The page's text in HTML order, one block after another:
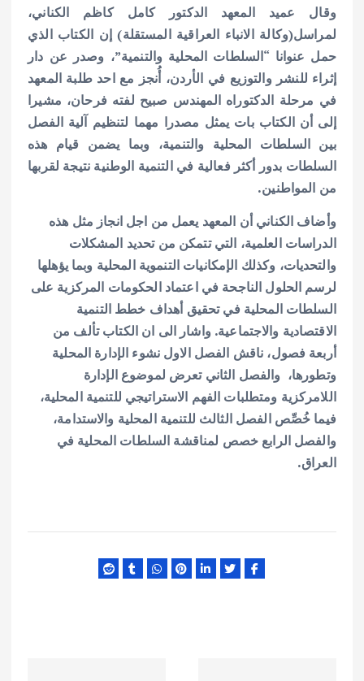
وقال عميد المعهد الدكتور كامل كاظم الكناني،
لمراسل(وكالة الانباء العراقية المستقلة) إن الكتاب الذي
حمل عنوانا “السلطات المحلية والتنمية”، وصدر عن دار
إثراء للنشر والتوزيع في الأردن، أُنجز مع احد طلبة المعهد
في مرحلة الدكتوراه المهندس صبيح لفته فرحان، مشيرا
إلى أن الكتاب بات يمثل مصدرا مهما لتنظيم آلية الفصل
بين السلطات المحلية والتنمية، وبما يضمن قيام هذه
السلطات بدور أكثر فعالية في التنمية الوطنية نتيجة لقربها
من المواطنين.
وأضاف الكناني أن المعهد يعمل من اجل انجاز مثل هذه
الدراسات العلمية، التي تتمكن من تحديد المشكلات
والتحديات، وكذلك الإمكانيات التنموية المحلية وبما يؤهلها
لرسم الحلول الناجحة في اعتماد الحكومات المركزية على
السلطات المحلية في تحقيق أهداف خطط التنمية
الاقتصادية والاجتماعية. واشار الى ان الكتاب تألف من
أربعة فصول، ناقش الفصل الاول نشوء الإدارة المحلية
وتطورها، والفصل الثاني تعرض لموضوع الإدارة
اللامركزية ومتطلبات الفهم الاستراتيجي للتنمية المحلية،
فيما خُصِّص الفصل الثالث للتنمية المحلية والاستدامة،
والفصل الرابع خصص لمناقشة السلطات المحلية في
العراق.